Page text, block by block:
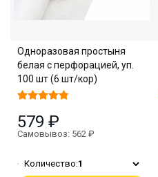
Одноразовая простыня
белая с перфорацией, уп.
100 шт (6 шт/кор)
579 ₽
Самовывоз: 562 ₽
Количество:1